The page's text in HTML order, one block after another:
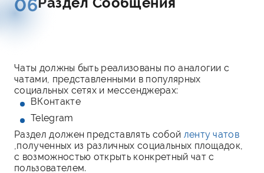
06
Чаты должны быть реализованы по аналогии с
чатами, представленными в популярных
социальных сетях и мессенджерах:
ВКонтакте
Telegram
Раздел должен представлять собой ленту чатов
,полученных из различных социальных площадок,
с возможностью открыть конкретный чат с
пользователем.